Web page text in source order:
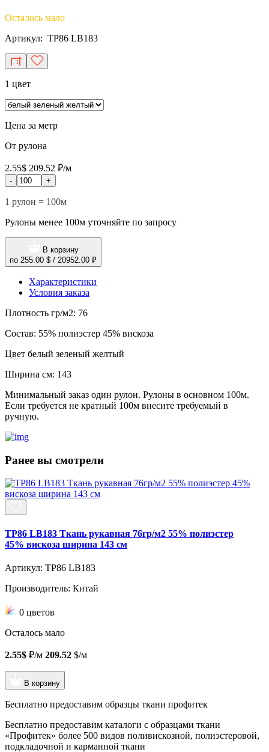
Осталось мало
Артикул: TP86 LB183
1 цвет
Цена за метр
От рулона
2.55$ 209.52 ₽/м
- +
1 рулон = 100м
Рулоны менее 100м уточняйте по запросу
В корзину
по 255.00 $ / 20952.00 ₽
Характеристики
Условия заказа
Плотность гр/м2: 76
Состав: 55% полиэстер 45% вискоза
Цвет белый зеленый желтый
Ширина см: 143
Минимальный заказ один рулон. Рулоны в основном 100м.
Если требуется не кратный 100м внесите требуемый в
ручную.
Ранее вы смотрели
TP86 LB183 Ткань рукавная 76гр/м2 55% полиэстер
45% вискоза ширина 143 см
Артикул: TP86 LB183
Производитель: Китай
0 цветов
Осталось мало
2.55$ ₽/м 209.52 $/м
В корзину
Бесплатно предоставим образцы ткани профитек
Бесплатно предоставим каталоги с образцами ткани
«Профитек» более 500 видов поливискозной, полиэстеровой,
подкладочной и карманной ткани